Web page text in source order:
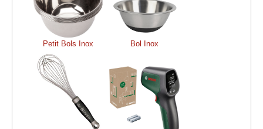
Petit Bols Inox Bol Inox